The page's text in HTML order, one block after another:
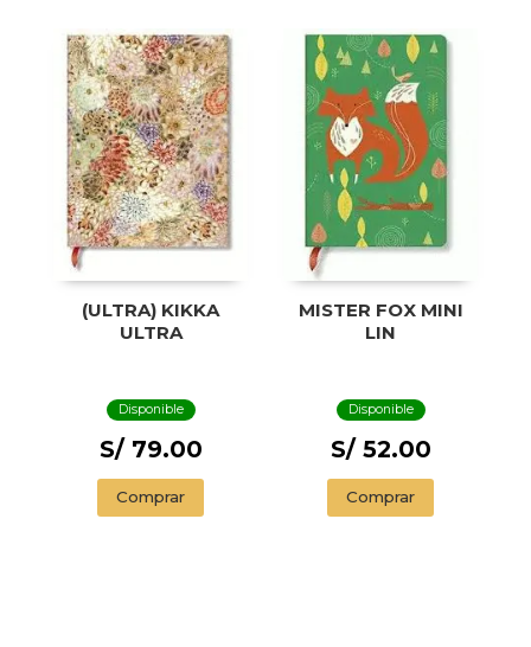
(ULTRA) KIKKA
ULTRA
Disponible
S/ 79.00
Comprar
MISTER FOX MINI
LIN
Disponible
S/ 52.00
Comprar